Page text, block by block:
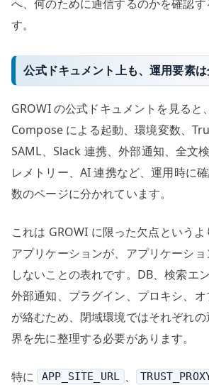
へ、何のために通信するのかを確認す
す。
公式ドキュメント上も、運用要素
GROWI の公式ドキュメントを見る
Compose による起動、環境変数、
SAML、Slack 連携、外部通知、全文
レメトリー、AI 連携など、運用時に
数のページに分かれています。
これは GROWI に限った欠点という
アプリケーションが、アプリケーシ
しないことの表れです。DB、検索エ
外部通知、プラグイン、プロキシ、
が絡むため、閉域環境ではそれぞれ
界を先に整理する必要があります。
特に APP_SITE_URL 、